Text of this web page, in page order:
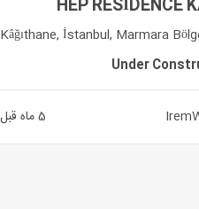
HEP RESİDENCE
Kâğıthane, İstanbul, Marmara
Under
5 ماه قبل